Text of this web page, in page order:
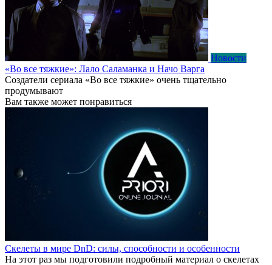
Новости
«Во все тяжкие»: Лало Саламанка и Начо Варга
Создатели сериала «Во все тяжкие» очень тщательно
продумывают
Вам также может понравиться
Скелеты в мире DnD: силы, способности и особенности
На этот раз мы подготовили подробный материал о скелетах